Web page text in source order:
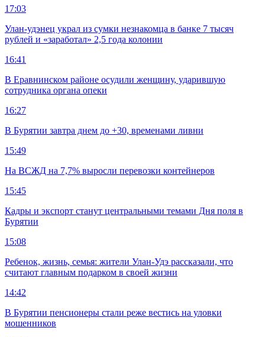
17:03
Улан-удэнец украл из сумки незнакомца в банке 7 тысяч
рублей и «заработал» 2,5 года колонии
16:41
В Еравнинском районе осудили женщину, ударившую
сотрудника органа опеки
16:27
В Бурятии завтра днем до +30, временами ливни
15:49
На ВСЖД на 7,7% выросли перевозки контейнеров
15:45
Кадры и экспорт станут центральными темами Дня поля в
Бурятии
15:08
Ребенок, жизнь, семья: жители Улан-Удэ рассказали, что
считают главным подарком в своей жизни
14:42
В Бурятии пенсионеры стали реже вестись на уловки
мошенников